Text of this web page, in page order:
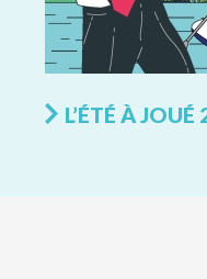
L’ÉTÉ À JOUÉ